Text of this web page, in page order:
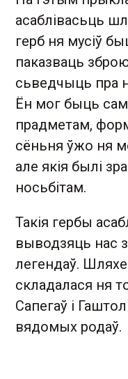
асаблівасьць
герб ня мусіў
паказваць
сьведчыць пра
Ён мог быць
прадметам,
сёньня ўжо ня
але якія былі
носьбітам.
Такія гербы
выводзяць нас
легендаў.
складалася ня
Сапегаў і
вядомых родаў.